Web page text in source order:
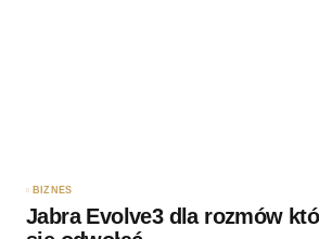
BIZNES
Jabra Evolve3 dla rozmów